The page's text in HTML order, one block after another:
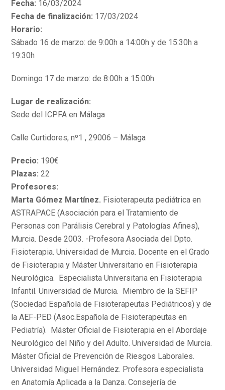
Fecha: 16/03/2024
Fecha de finalización: 17/03/2024
Horario:
Sábado 16 de marzo: de 9:00h a 14:00h y de 15:30h a
19:30h
Domingo 17 de marzo: de 8:00h a 15:00h
Lugar de realización:
Sede del ICPFA en Málaga
Calle Curtidores, nº1 , 29006 – Málaga
Precio: 190€
Plazas: 22
Profesores:
Marta Gómez Martínez. Fisioterapeuta pediátrica en
ASTRAPACE (Asociación para el Tratamiento de
Personas con Parálisis Cerebral y Patologías Afines),
Murcia. Desde 2003. -Profesora Asociada del Dpto.
Fisioterapia. Universidad de Murcia. Docente en el Grado
de Fisioterapia y Máster Universitario en Fisioterapia
Neurológica. Especialista Universitaria en Fisioterapia
Infantil. Universidad de Murcia. Miembro de la SEFIP
(Sociedad Española de Fisioterapeutas Pediátricos) y de
la AEF-PED (Asoc.Española de Fisioterapeutas en
Pediatría). Máster Oficial de Fisioterapia en el Abordaje
Neurológico del Niño y del Adulto. Universidad de Murcia.
Máster Oficial de Prevención de Riesgos Laborales.
Universidad Miguel Hernández. Profesora especialista
en Anatomía Aplicada a la Danza. Consejería de